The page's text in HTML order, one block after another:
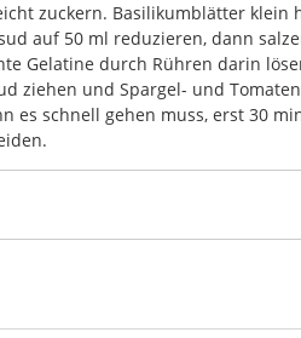
zuckern. Basilikumblätter klein
auf 50 ml reduzieren, dann
Gelatine durch Rühren darin
ziehen und Spargel- und
es schnell gehen muss, erst 30